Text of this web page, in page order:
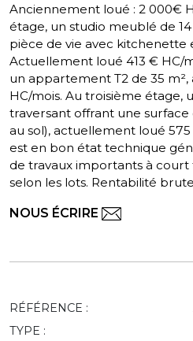
Anciennement loué : 2 000€
étage, un studio meublé de
pièce de vie avec kitchenette
Actuellement loué 413 € HC/
un appartement T2 de 35
HC/mois. Au troisième étage,
traversant offrant une surface
au sol), actuellement loué
est en bon état technique
de travaux importants à court
selon les lots. Rentabilité brute
NOUS ÉCRIRE
RÉFÉRENCE :
TYPE :